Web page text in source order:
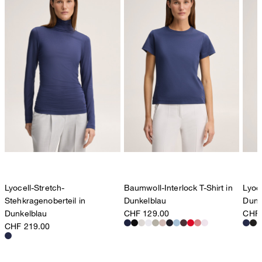
Lyocell-Stretch-
Stehkragenoberteil in
Dunkelblau
CHF 219.00
Baumwoll-Interlock T-Shirt in
Dunkelblau
CHF 129.00